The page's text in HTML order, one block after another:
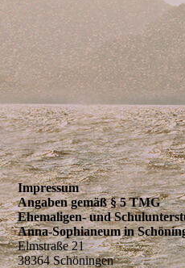
Impressum
Angaben gemäß § 5 TMG
Ehemaligen- und
Anna-Sophianeum in
Elmstraße 21
38364 Schöningen